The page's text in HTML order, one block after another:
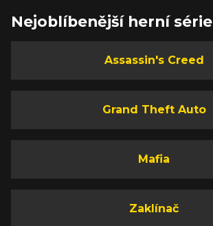
Nejoblíbenější herní série
Assassin's Creed
Grand Theft Auto
Mafia
Zaklínač